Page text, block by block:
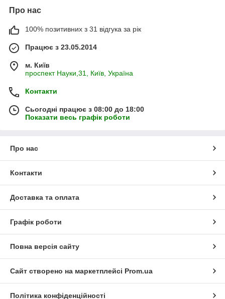
Про нас
100% позитивних з 31 відгука за рік
Працює з 23.05.2014
м. Київ
проспект Науки,31, Київ, Україна
Контакти
Сьогодні працює з 08:00 до 18:00
Показати весь графік роботи
Про нас
Контакти
Доставка та оплата
Графік роботи
Повна версія сайту
Сайт створено на маркетплейсі Prom.ua
Політика конфіденційності